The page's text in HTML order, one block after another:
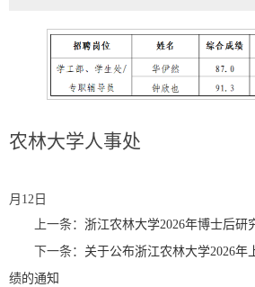
浙
农林大学人事处
月 12 日
上一条： 浙江农林大学2026年博士后研
下一条： 关于公布浙江农林大学2026年
绩的通知